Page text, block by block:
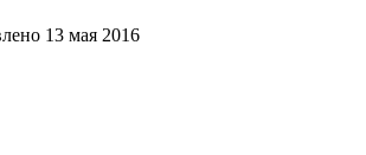
13 мая 2016